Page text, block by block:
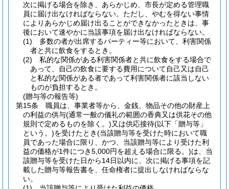
次に掲げる場合を除き、あらかじめ、市長が定める管理職
員に届け出なければならない。 ただし、やむを得ない事情
によりあらかじめ届け出ることができなかったときは、事
後において速やかに当該事項を届け出なければならない。
(1)
多数の者が出席するパーティー等において、利害関係
者と共に飲食をするとき。
(2)
私的な関係がある利害関係者と共に飲食をする場合で
あって、自己の飲食に要する費用について自己又は自己
と私的な関係がある者であって利害関係者に該当しない
ものが負担するとき。
(贈与等の報告等)
第15条
職員は、事業者等から、金銭、物品その他の財産上
の利益の供与(通常一般の儀礼の範囲の香典又は供花その他
規則で定めるものを除く。)又は供応接待(以下「贈与等」
という。)を受けたとき(当該贈与等を受けた時において職
員であった場合に限り、かつ、当該贈与等により受けた利
益の価格が1件につき5,000円を超える場合に限る。)は、当
該贈与等を受けた日から14日以内に、次に掲げる事項を記
載した贈与等報告書を、任命権者に提出しなければならな
い。